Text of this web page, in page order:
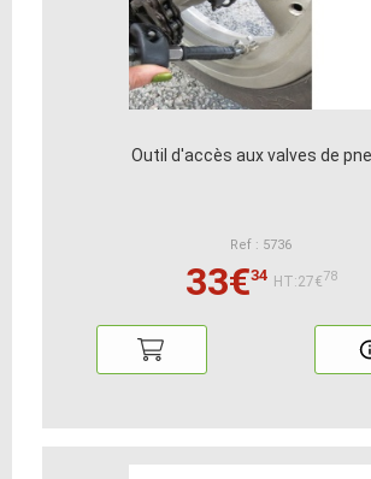
Outil d'accès aux valves de
Ref : 5736
33€34 HT:27€78